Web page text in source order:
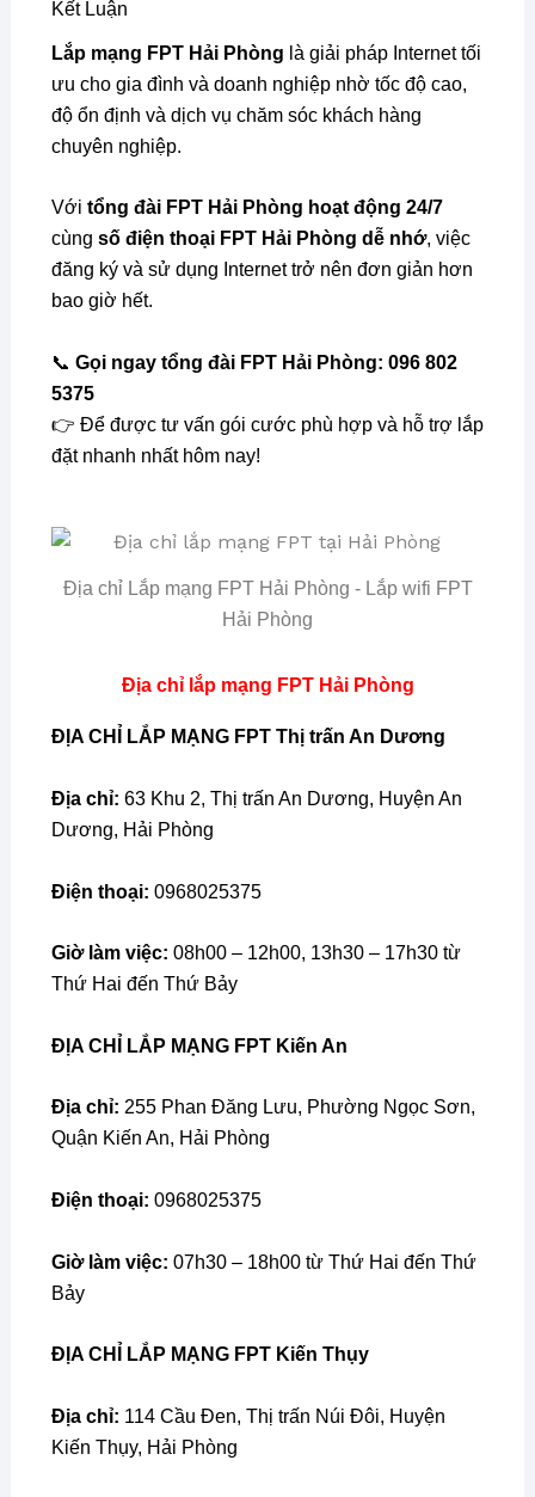
Kết Luận
Lắp mạng FPT Hải Phòng là giải pháp Internet tối
ưu cho gia đình và doanh nghiệp nhờ tốc độ cao,
độ ổn định và dịch vụ chăm sóc khách hàng
chuyên nghiệp.
Với tổng đài FPT Hải Phòng hoạt động 24/7
cùng số điện thoại FPT Hải Phòng dễ nhớ, việc
đăng ký và sử dụng Internet trở nên đơn giản hơn
bao giờ hết.
📞 Gọi ngay tổng đài FPT Hải Phòng: 096 802
5375
👉 Để được tư vấn gói cước phù hợp và hỗ trợ lắp
đặt nhanh nhất hôm nay!
Địa chỉ Lắp mạng FPT Hải Phòng - Lắp wifi FPT
Hải Phòng
Địa chỉ lắp mạng FPT Hải Phòng
ĐỊA CHỈ LẮP MẠNG FPT Thị trấn An Dương
Địa chỉ: 63 Khu 2, Thị trấn An Dương, Huyện An
Dương, Hải Phòng
Điện thoại: 0968025375
Giờ làm việc: 08h00 – 12h00, 13h30 – 17h30 từ
Thứ Hai đến Thứ Bảy
ĐỊA CHỈ LẮP MẠNG FPT Kiến An
Địa chỉ: 255 Phan Đăng Lưu, Phường Ngọc Sơn,
Quận Kiến An, Hải Phòng
Điện thoại: 0968025375
Giờ làm việc: 07h30 – 18h00 từ Thứ Hai đến Thứ
Bảy
ĐỊA CHỈ LẮP MẠNG FPT Kiến Thụy
Địa chỉ: 114 Cầu Ðen, Thị trấn Núi Đôi, Huyện
Kiến Thụy, Hải Phòng